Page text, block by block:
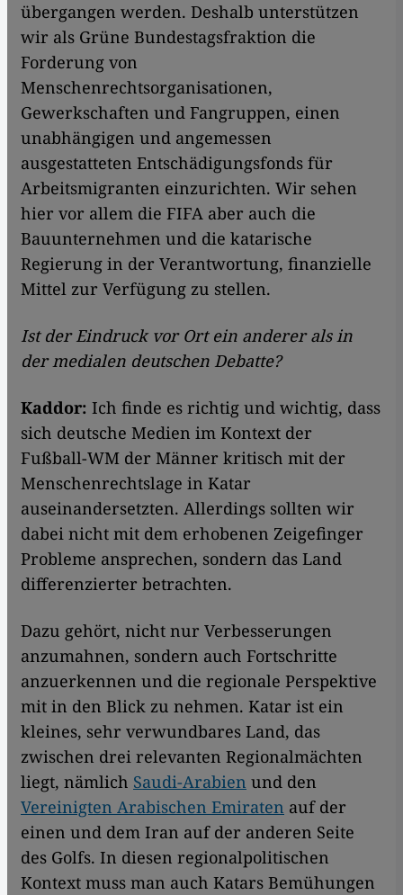
übergangen werden. Deshalb unterstützen
wir als Grüne Bundestagsfraktion die
Forderung von
Menschenrechtsorganisationen,
Gewerkschaften und Fangruppen, einen
unabhängigen und angemessen
ausgestatteten Entschädigungsfonds für
Arbeitsmigranten einzurichten. Wir sehen
hier vor allem die FIFA aber auch die
Bauunternehmen und die katarische
Regierung in der Verantwortung, finanzielle
Mittel zur Verfügung zu stellen.
Ist der Eindruck vor Ort ein anderer als in
der medialen deutschen Debatte?
Kaddor: Ich finde es richtig und wichtig, dass
sich deutsche Medien im Kontext der
Fußball-WM der Männer kritisch mit der
Menschenrechtslage in Katar
auseinandersetzten. Allerdings sollten wir
dabei nicht mit dem erhobenen Zeigefinger
Probleme ansprechen, sondern das Land
differenzierter betrachten.
Dazu gehört, nicht nur Verbesserungen
anzumahnen, sondern auch Fortschritte
anzuerkennen und die regionale Perspektive
mit in den Blick zu nehmen. Katar ist ein
kleines, sehr verwundbares Land, das
zwischen drei relevanten Regionalmächten
liegt, nämlich Saudi-Arabien und den
Vereinigten Arabischen Emiraten auf der
einen und dem Iran auf der anderen Seite
des Golfs. In diesen regionalpolitischen
Kontext muss man auch Katars Bemühungen